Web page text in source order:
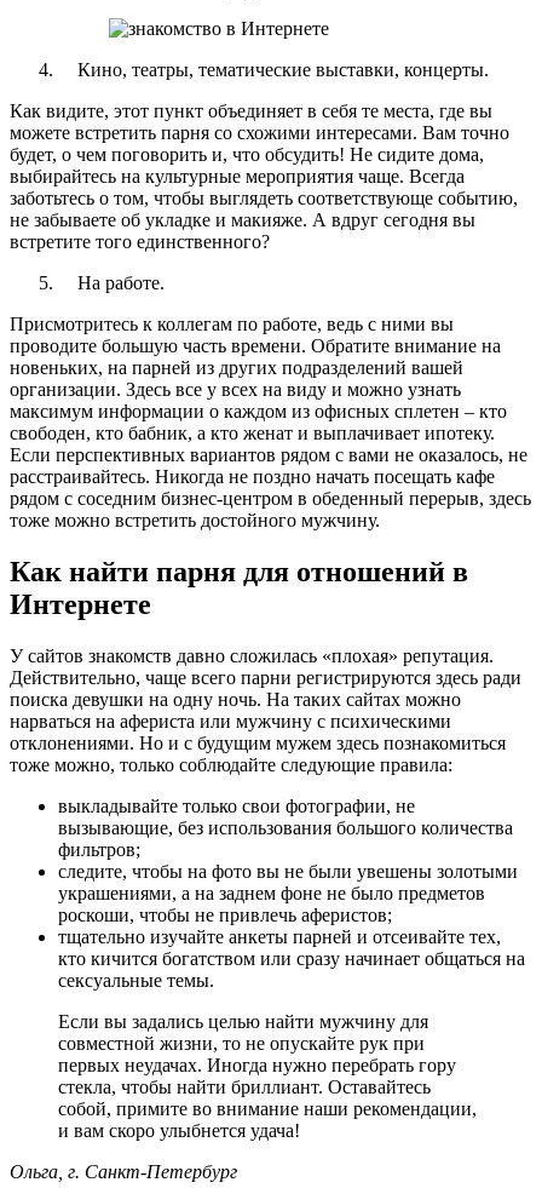
Кино, театры, тематические выставки, концерты.
Как видите, этот пункт объединяет в себя те места, где вы
можете встретить парня со схожими интересами. Вам точно
будет, о чем поговорить и, что обсудить! Не сидите дома,
выбирайтесь на культурные мероприятия чаще. Всегда
заботьтесь о том, чтобы выглядеть соответствующе событию,
не забываете об укладке и макияже. А вдруг сегодня вы
встретите того единственного?
На работе.
Присмотритесь к коллегам по работе, ведь с ними вы
проводите большую часть времени. Обратите внимание на
новеньких, на парней из других подразделений вашей
организации. Здесь все у всех на виду и можно узнать
максимум информации о каждом из офисных сплетен – кто
свободен, кто бабник, а кто женат и выплачивает ипотеку.
Если перспективных вариантов рядом с вами не оказалось, не
расстраивайтесь. Никогда не поздно начать посещать кафе
рядом с соседним бизнес-центром в обеденный перерыв, здесь
тоже можно встретить достойного мужчину.
Как найти парня для отношений в
Интернете
У сайтов знакомств давно сложилась «плохая» репутация.
Действительно, чаще всего парни регистрируются здесь ради
поиска девушки на одну ночь. На таких сайтах можно
нарваться на афериста или мужчину с психическими
отклонениями. Но и с будущим мужем здесь познакомиться
тоже можно, только соблюдайте следующие правила:
выкладывайте только свои фотографии, не
вызывающие, без использования большого количества
фильтров;
следите, чтобы на фото вы не были увешены золотыми
украшениями, а на заднем фоне не было предметов
роскоши, чтобы не привлечь аферистов;
тщательно изучайте анкеты парней и отсеивайте тех,
кто кичится богатством или сразу начинает общаться на
сексуальные темы.
Если вы задались целью найти мужчину для
совместной жизни, то не опускайте рук при
первых неудачах. Иногда нужно перебрать гору
стекла, чтобы найти бриллиант. Оставайтесь
собой, примите во внимание наши рекомендации,
и вам скоро улыбнется удача!
Ольга, г. Санкт-Петербург